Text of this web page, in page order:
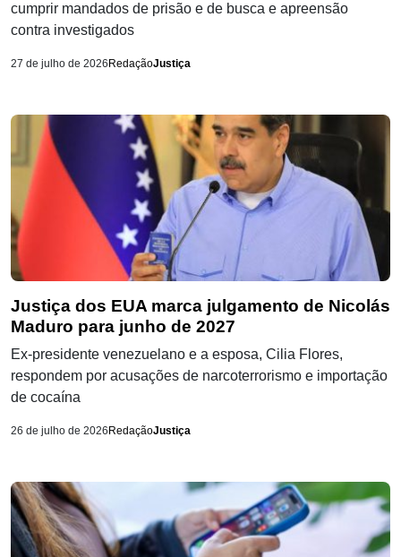
cumprir mandados de prisão e de busca e apreensão
contra investigados
27 de julho de 2026 RedaçãoJustiça
Justiça dos EUA marca julgamento de Nicolás
Maduro para junho de 2027
Ex-presidente venezuelano e a esposa, Cilia Flores,
respondem por acusações de narcoterrorismo e importação
de cocaína
26 de julho de 2026 RedaçãoJustiça